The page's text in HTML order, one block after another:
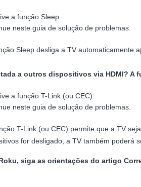
a função Sleep.
neste guia de solução de problemas.
Sleep desliga a TV automaticamente
a outros dispositivos via HDMI? A
a função T-Link (ou CEC).
neste guia de solução de problemas.
T-Link (ou CEC) permite que a TV
for desligado, a TV também poderá
siga as orientações do artigo